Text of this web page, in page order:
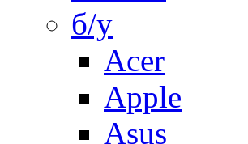
б/у
Acer
Apple
Asus